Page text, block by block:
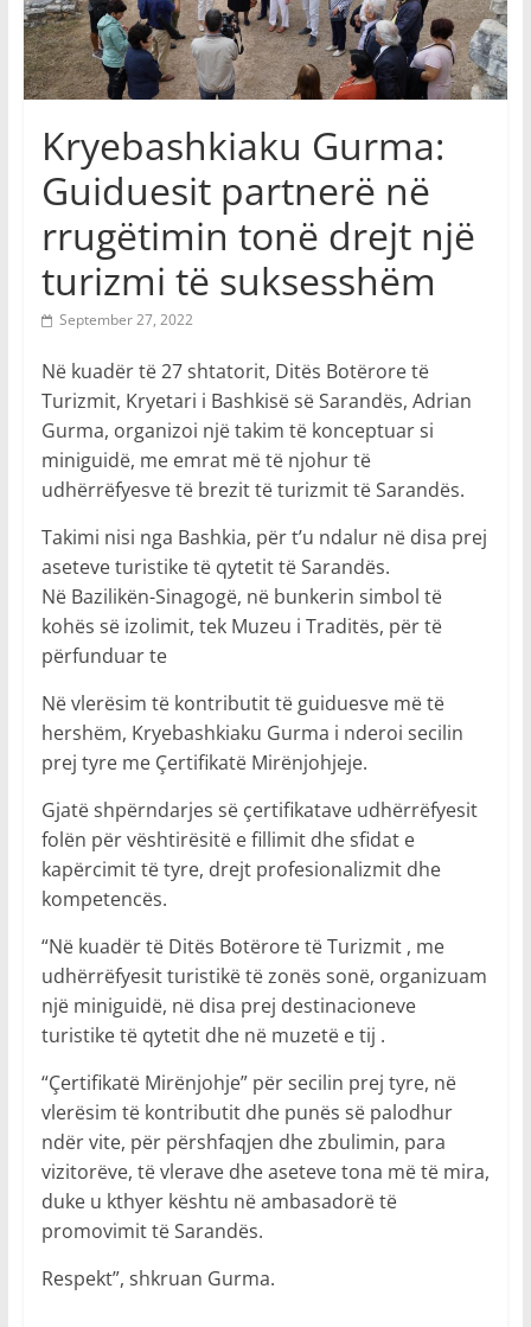
Kryebashkiaku Gurma:
Guiduesit partnerë në
rrugëtimin tonë drejt një
turizmi të suksesshëm
September 27, 2022
Në kuadër të 27 shtatorit, Ditës Botërore të
Turizmit, Kryetari i Bashkisë së Sarandës, Adrian
Gurma, organizoi një takim të konceptuar si
miniguidë, me emrat më të njohur të
udhërrëfyesve të brezit të turizmit të Sarandës.
Takimi nisi nga Bashkia, për t’u ndalur në disa prej
aseteve turistike të qytetit të Sarandës.
Në Bazilikën-Sinagogë, në bunkerin simbol të
kohës së izolimit, tek Muzeu i Traditës, për të
përfunduar te
Në vlerësim të kontributit të guiduesve më të
hershëm, Kryebashkiaku Gurma i nderoi secilin
prej tyre me Çertifikatë Mirënjohjeje.
Gjatë shpërndarjes së çertifikatave udhërrëfyesit
folën për vështirësitë e fillimit dhe sfidat e
kapërcimit të tyre, drejt profesionalizmit dhe
kompetencës.
“Në kuadër të Ditës Botërore të Turizmit , me
udhërrëfyesit turistikë të zonës sonë, organizuam
një miniguidë, në disa prej destinacioneve
turistike të qytetit dhe në muzetë e tij .
“Çertifikatë Mirënjohje” për secilin prej tyre, në
vlerësim të kontributit dhe punës së palodhur
ndër vite, për përshfaqjen dhe zbulimin, para
vizitorëve, të vlerave dhe aseteve tona më të mira,
duke u kthyer kështu në ambasadorë të
promovimit të Sarandës.
Respekt”, shkruan Gurma.